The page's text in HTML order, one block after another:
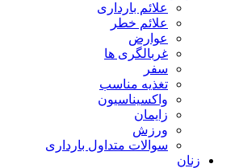
علائم بارداری
علائم خطر
عوارض
غربالگری ها
سفر
تغذیه مناسب
واکسیناسیون
زایمان
ورزش
سوالات متداول بارداری
زنان